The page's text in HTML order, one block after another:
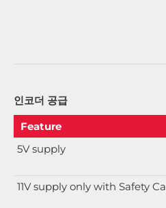
인코더 공급
Feature
5V supply
11V supply only with Safety